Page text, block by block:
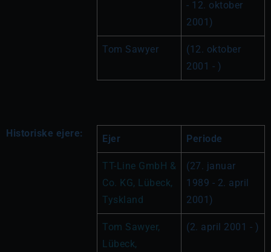
- 12. oktober
2001)
Tom Sawyer
(12. oktober
2001 - )
Historiske ejere: Ejer Periode
TT-Line GmbH &
Co. KG, Lübeck,
Tyskland
(27. januar
1989 - 2. april
2001)
Tom Sawyer,
Lübeck,
(2. april 2001 - )